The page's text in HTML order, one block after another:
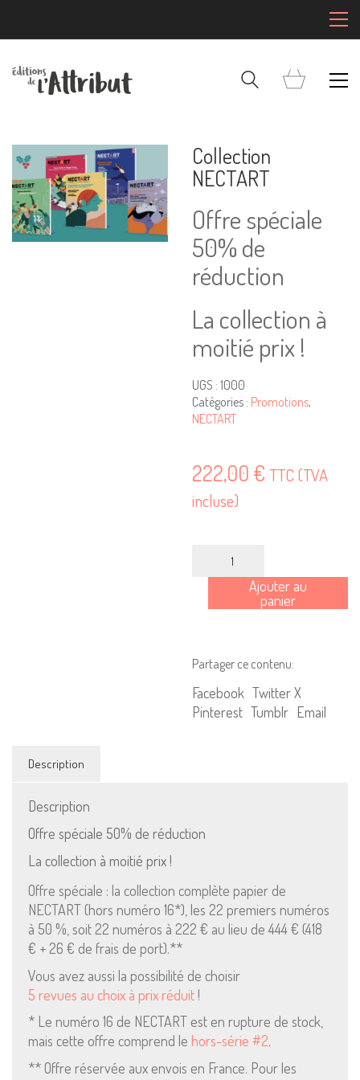
Collection
NECTART
Offre spéciale
50% de
réduction
La collection à
moitié prix !
UGS : 1000
Catégories : Promotions,
NECTART
222,00 € TTC (TVA
incluse)
quantité
NECTART
Ajouter au
panier
Partager ce contenu:
Facebook Twitter X
Pinterest Tumblr Email
Description
Description
Offre spéciale 50% de réduction
La collection à moitié prix !
Offre spéciale : la collection complète papier de
NECTART (hors numéro 16*), les 22 premiers numéros
à 50 %, soit 22 numéros à 222 € au lieu de 444 € (418
€ + 26 € de frais de port).**
Vous avez aussi la possibilité de choisir
5 revues au choix à prix réduit !
* Le numéro 16 de NECTART est en rupture de stock,
mais cette offre comprend le hors-série #2.
** Offre réservée aux envois en France. Pour les
Mentions Légales
Pour consulter nos CGV,
mentions légales,
politique de cookies :
cliquez ici
Pour nous contacter ou s'inscrire à l'infolettre mensuelle
diffusion@editions-attribut.fr
Régie publicitaire